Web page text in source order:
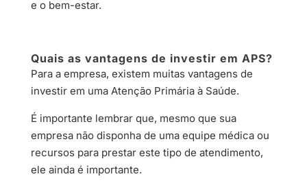
e o bem-estar.
Quais as vantagens de investir em APS?
Para a empresa, existem muitas vantagens de
investir em uma Atenção Primária à Saúde.
É importante lembrar que, mesmo que sua
empresa não disponha de uma equipe médica ou
recursos para prestar este tipo de atendimento,
ele ainda é importante.